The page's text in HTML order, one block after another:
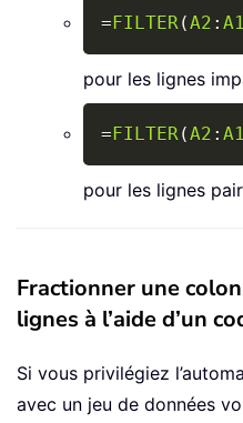
=FILTER(A2 :
pour les lignes
=FILTER(A2 :
pour les lignes
Fractionner une
lignes à l’aide d’un
Si vous privilégiez
avec un jeu de données